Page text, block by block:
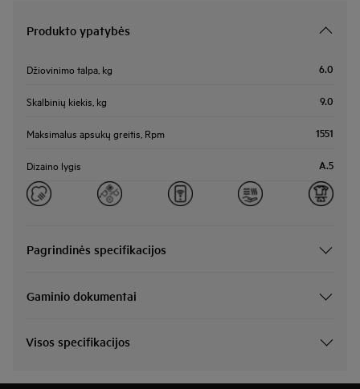
Produkto ypatybės
Džiovinimo talpa, kg 6.0
Skalbinių kiekis, kg 9.0
Maksimalus apsukų greitis, Rpm 1551
Dizaino lygis A.5
Pagrindinės specifikacijos
Gaminio dokumentai
Visos specifikacijos